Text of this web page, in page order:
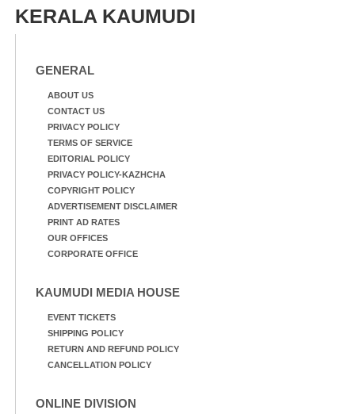
KERALA KAUMUDI
GENERAL
ABOUT US
CONTACT US
PRIVACY POLICY
TERMS OF SERVICE
EDITORIAL POLICY
PRIVACY POLICY-KAZHCHA
COPYRIGHT POLICY
ADVERTISEMENT DISCLAIMER
PRINT AD RATES
OUR OFFICES
CORPORATE OFFICE
KAUMUDI MEDIA HOUSE
EVENT TICKETS
SHIPPING POLICY
RETURN AND REFUND POLICY
CANCELLATION POLICY
ONLINE DIVISION